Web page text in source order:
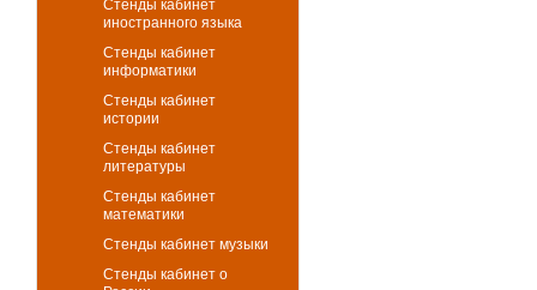
Стенды кабинет
иностранного языка
Стенды кабинет
информатики
Стенды кабинет
истории
Стенды кабинет
литературы
Стенды кабинет
математики
Стенды кабинет музыки
Стенды кабинет о